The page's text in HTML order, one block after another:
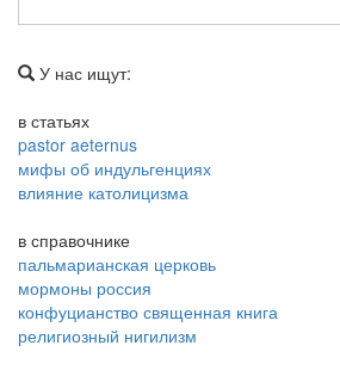
У нас ищут:
в статьях
pastor aeternus
мифы об индульгенциях
влияние католицизма
в справочнике
пальмарианская церковь
мормоны россия
конфуцианство священная книга
религиозный нигилизм